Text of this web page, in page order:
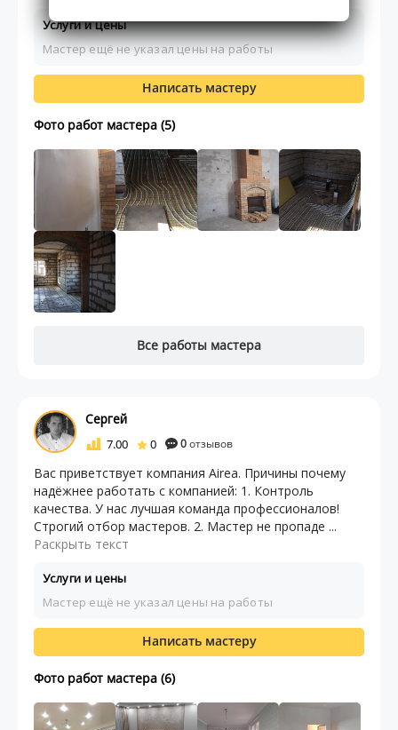
Услуги и цены
Мастер ещё не указал цены на работы
Написать мастеру
Фото работ мастера (5)
Все работы мастера
Сергей
7.00 0 0отзывов
Вас приветствует компания Airea. Причины почему
надёжнее работать с компанией: 1. Контроль
качества. У нас лучшая команда профессионалов!
Строгий отбор мастеров. 2. Мастер не пропаде ...
Раскрыть текст
Услуги и цены
Мастер ещё не указал цены на работы
Написать мастеру
Фото работ мастера (6)